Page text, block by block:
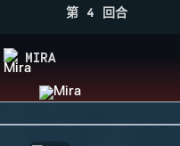
第 4 回合
MIRA